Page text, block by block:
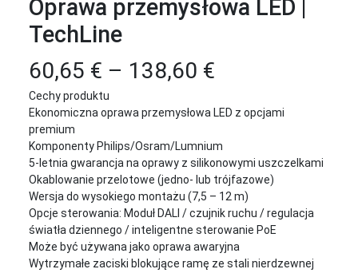
Oprawa przemysłowa LED |
TechLine
60,65 € – 138,60 €Zakres
cen:
od
60,65 €
do
138,60 €
Cechy produktu
Ekonomiczna oprawa przemysłowa LED z opcjami
premium
Komponenty Philips/Osram/Lumnium
5-letnia gwarancja na oprawy z silikonowymi uszczelkami
Okablowanie przelotowe (jedno- lub trójfazowe)
Wersja do wysokiego montażu (7,5 – 12 m)
Opcje sterowania: Moduł DALI / czujnik ruchu / regulacja
światła dziennego / inteligentne sterowanie PoE
Może być używana jako oprawa awaryjna
Wytrzymałe zaciski blokujące ramę ze stali nierdzewnej